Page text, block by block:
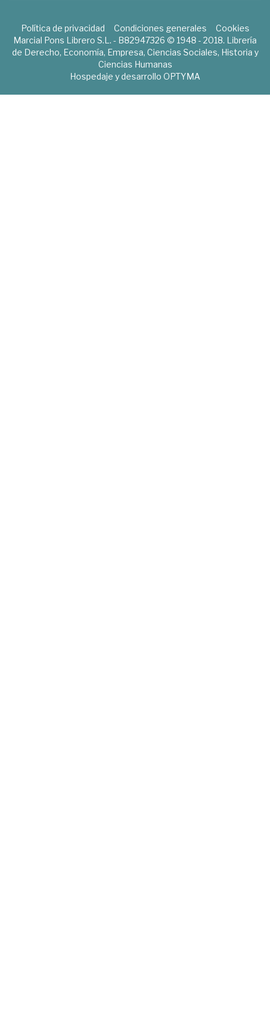
Política de privacidad Condiciones generales
Cookies
Marcial Pons Librero S.L. - B82947326 © 1948 - 2018. Librería
de Derecho, Economía, Empresa, Ciencias Sociales, Historia y
Ciencias Humanas
Hospedaje y desarrollo OPTYMA